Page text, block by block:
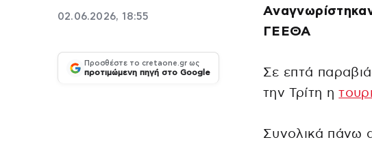
02.06.2026, 18:55
Προσθέστε το cretaone.gr ως
προτιμώμενη πηγή στο Google
ΓΕΕΘΑ
Σε επτά
την Τρίτη η
Συνολικά πάνω